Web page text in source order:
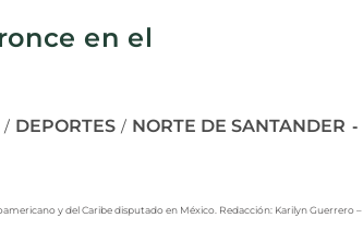
en el
/ DEPORTES / NORTE DE SANTANDER
y del Caribe disputado en México. Redacción: Karilyn Guerrero –